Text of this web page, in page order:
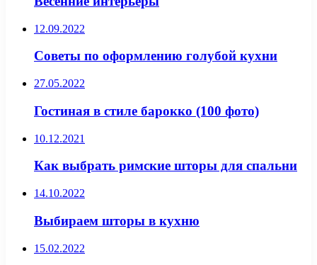
12.09.2022
Советы по оформлению голубой кухни
27.05.2022
Гостиная в стиле барокко (100 фото)
10.12.2021
Как выбрать римские шторы для спальни
14.10.2022
Выбираем шторы в кухню
15.02.2022